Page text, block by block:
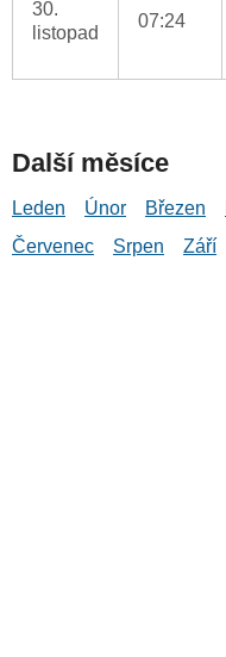
30.
listopad
07:24
Další měsíce
Leden Únor Březen
Červenec
Srpen Září